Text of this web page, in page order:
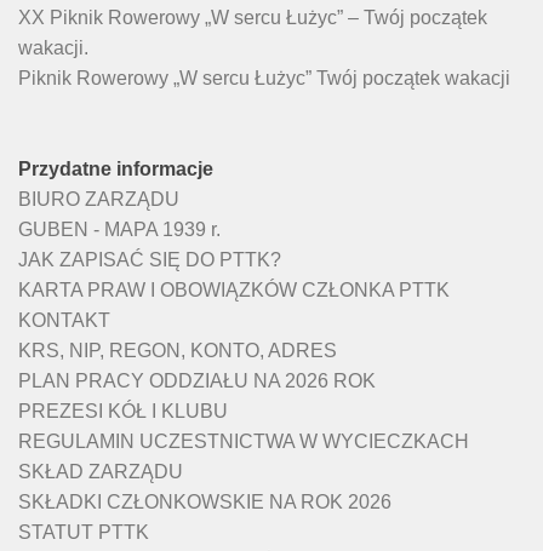
XX Piknik Rowerowy „W sercu Łużyc” – Twój początek
wakacji.
Piknik Rowerowy „W sercu Łużyc” Twój początek wakacji
Przydatne informacje
BIURO ZARZĄDU
GUBEN - MAPA 1939 r.
JAK ZAPISAĆ SIĘ DO PTTK?
KARTA PRAW I OBOWIĄZKÓW CZŁONKA PTTK
KONTAKT
KRS, NIP, REGON, KONTO, ADRES
PLAN PRACY ODDZIAŁU NA 2026 ROK
PREZESI KÓŁ I KLUBU
REGULAMIN UCZESTNICTWA W WYCIECZKACH
SKŁAD ZARZĄDU
SKŁADKI CZŁONKOWSKIE NA ROK 2026
STATUT PTTK